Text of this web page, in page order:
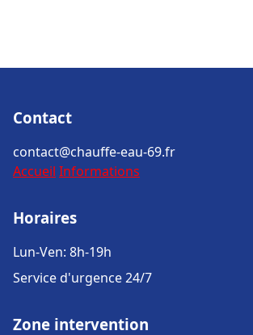
Contact
contact@chauffe-eau-69.fr
Accueil Informations
Horaires
Lun-Ven: 8h-19h
Service d'urgence 24/7
Zone intervention